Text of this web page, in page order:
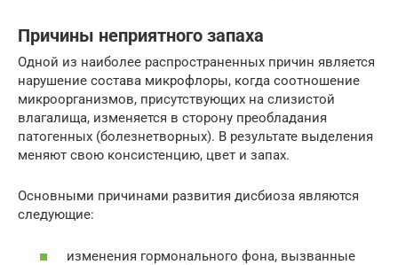
Причины неприятного запаха
Одной из наиболее распространенных причин является
нарушение состава микрофлоры, когда соотношение
микроорганизмов, присутствующих на слизистой
влагалища, изменяется в сторону преобладания
патогенных (болезнетворных). В результате выделения
меняют свою консистенцию, цвет и запах.
Основными причинами развития дисбиоза являются
следующие:
изменения гормонального фона, вызванные